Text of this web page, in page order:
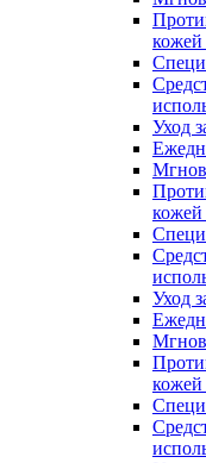
кожей
Уход
кожей
Уход
кожей